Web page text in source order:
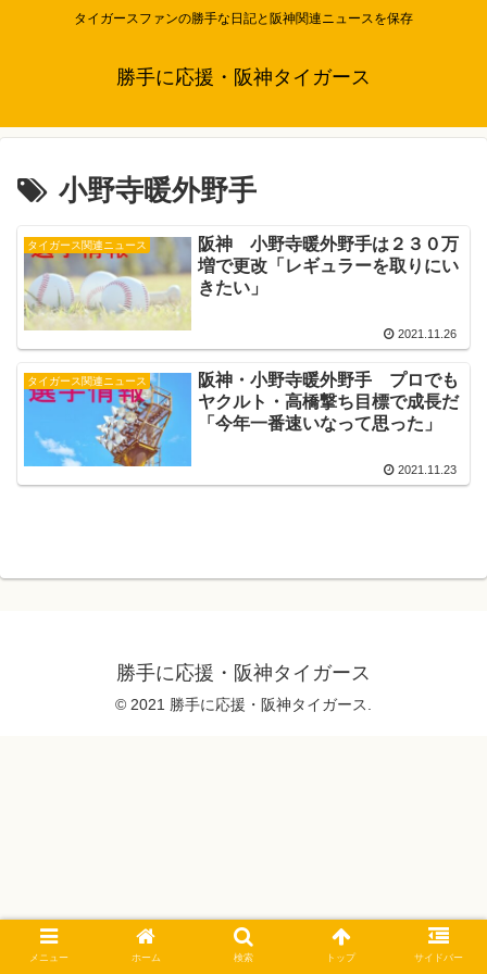
タイガースファンの勝手な日記と阪神関連ニュースを保存
勝手に応援・阪神タイガース
小野寺暖外野手
タイガース関連ニュース
阪神 小野寺暖外野手は２３０万
増で更改「レギュラーを取りにい
きたい」
2021.11.26
タイガース関連ニュース
阪神・小野寺暖外野手 プロでも
ヤクルト・高橋撃ち目標で成長だ
「今年一番速いなって思った」
2021.11.23
勝手に応援・阪神タイガース
© 2021 勝手に応援・阪神タイガース.
メニュー ホーム 検索 トップ サイドバー